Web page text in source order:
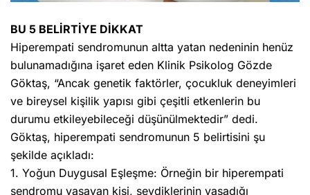
BU 5 BELİRTİYE DİKKAT
Hiperempati sendromunun altta yatan nedeninin henüz
bulunamadığına işaret eden Klinik Psikolog Gözde
Göktaş, “Ancak genetik faktörler, çocukluk deneyimleri
ve bireysel kişilik yapısı gibi çeşitli etkenlerin bu
durumu etkileyebileceği düşünülmektedir” dedi.
Göktaş, hiperempati sendromunun 5 belirtisini şu
şekilde açıkladı:
1. Yoğun Duygusal Eşleşme: Örneğin bir hiperempati
sendromu yaşayan kişi, sevdiklerinin yaşadığı